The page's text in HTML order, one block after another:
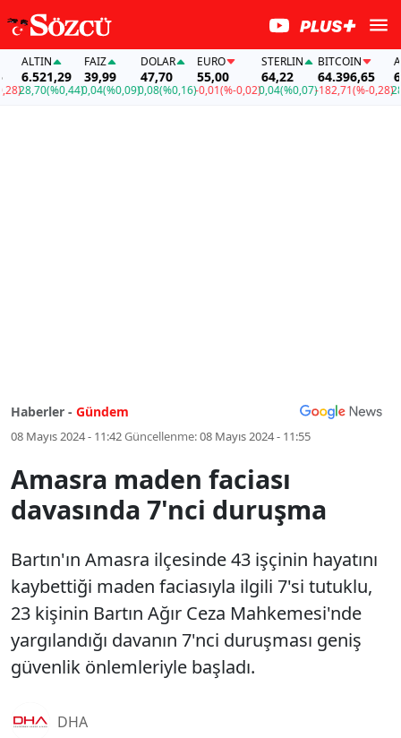
ALTIN
6.521,29
28,70(%0,44)
FAİZ
39,99
0,04(%0,09)
DOLAR
47,70
0,08(%0,16)
EURO
55,00
-0,01(%-0,02)
STERLIN
64,22
0,04(%0,07)
BITCOIN
64.396,65
-182,71(%-0,28)28,70
Haberler - Gündem
08 Mayıs 2024 - 11:42Güncellenme:08 Mayıs 2024 - 11:55
Amasra maden faciası
davasında 7'nci duruşma
Bartın'ın Amasra ilçesinde 43 işçinin hayatını
kaybettiği maden faciasıyla ilgili 7'si tutuklu,
23 kişinin Bartın Ağır Ceza Mahkemesi'nde
yargılandığı davanın 7'nci duruşması geniş
güvenlik önlemleriyle başladı.
DHA